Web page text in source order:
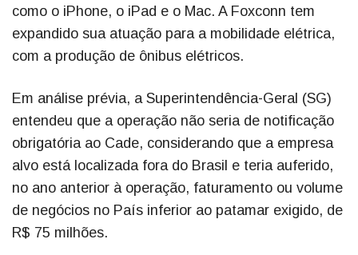
como o iPhone, o iPad e o Mac. A Foxconn tem
expandido sua atuação para a mobilidade elétrica,
com a produção de ônibus elétricos.
Em análise prévia, a Superintendência-Geral (SG)
entendeu que a operação não seria de notificação
obrigatória ao Cade, considerando que a empresa
alvo está localizada fora do Brasil e teria auferido,
no ano anterior à operação, faturamento ou volume
de negócios no País inferior ao patamar exigido, de
R$ 75 milhões.